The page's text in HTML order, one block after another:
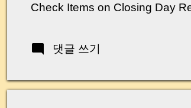
Check Items on Closing Day
억 원이 한 번에 움직이는 가장
황이 있었습니다. 또 어떤 분은
“매도인이 대출 안 갚고 도망가
댓글 쓰기